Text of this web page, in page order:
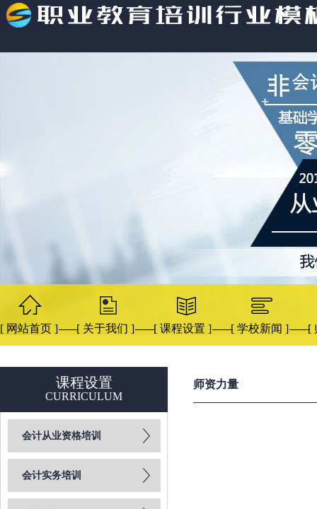
[ 网站首页 ] [ 关于我们 ] [ 课程设置 ] [ 学校新闻 ] [
课程设置
CURRICULUM
会计从业资格培训
会计实务培训
师资力量